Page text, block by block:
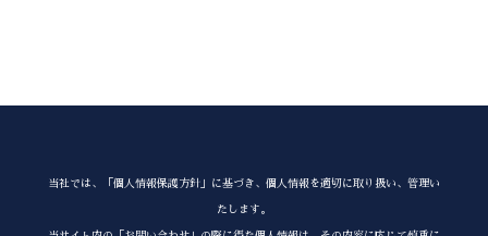
当社では、「個人情報保護方針」に基づき、個人情報を適切に取り扱い、管理い
たします。